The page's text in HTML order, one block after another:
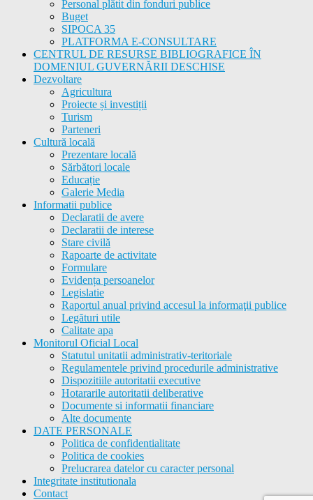
Personal plătit din fonduri publice
Buget
SIPOCA 35
PLATFORMA E-CONSULTARE
CENTRUL DE RESURSE BIBLIOGRAFICE ÎN
DOMENIUL GUVERNĂRII DESCHISE
Dezvoltare
Agricultura
Proiecte și investiții
Turism
Parteneri
Cultură locală
Prezentare locală
Sărbători locale
Educație
Galerie Media
Informatii publice
Declaratii de avere
Declaratii de interese
Stare civilă
Rapoarte de activitate
Formulare
Evidența persoanelor
Legislatie
Raportul anual privind accesul la informaţii publice
Legături utile
Calitate apa
Monitorul Oficial Local
Statutul unitatii administrativ-teritoriale
Regulamentele privind procedurile administrative
Dispozitiile autoritatii executive
Hotararile autoritatii deliberative
Documente si informatii financiare
Alte documente
DATE PERSONALE
Politica de confidentialitate
Politica de cookies
Prelucrarea datelor cu caracter personal
Integritate institutionala
Contact